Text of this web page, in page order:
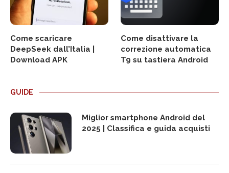
Come scaricare
DeepSeek dall’Italia |
Download APK
Come disattivare la
correzione automatica
T9 su tastiera Android
GUIDE
Miglior smartphone Android del
2025 | Classifica e guida acquisti